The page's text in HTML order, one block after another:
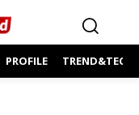
PROFILE